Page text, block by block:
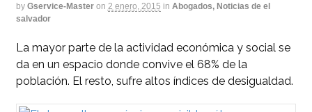
by Gservice-Master on 2 enero, 2015 in Abogados, Noticias de el
salvador
La mayor parte de la actividad económica y social se
da en un espacio donde convive el 68% de la
población. El resto, sufre altos índices de desigualdad.